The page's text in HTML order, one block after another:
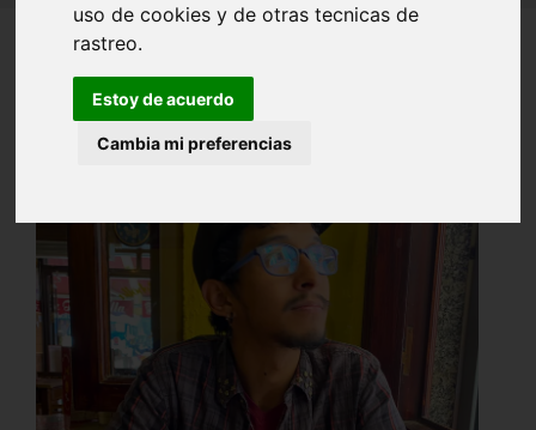
uso de cookies y de otras tecnicas de
rastreo.
Estoy de acuerdo
Cambia mi preferencias